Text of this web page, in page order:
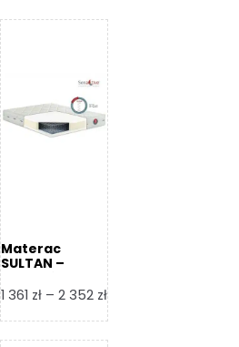
Materac
SULTAN –
1 361 zł – 2 352 złZakres
cen:
od